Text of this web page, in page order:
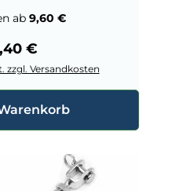
ab9,60 €
Preis:
€
zzgl. Versandkosten